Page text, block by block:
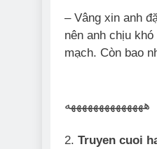
– Vâng xin anh
nên anh chịu
mạch. Còn bao
ههههههههههههههه
2. Truyen cuoi